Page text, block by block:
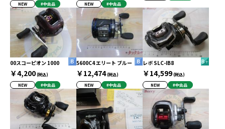
NEW
#中古品
NEW
#中古品
00スコーピオン 1000
￥4,200(税込)
NEW
#中古品
5600C4 エリート ブルー
￥12,474(税込)
NEW
#中古品
レボ SLC-IB8
￥14,599(税込)
NEW
#中古品